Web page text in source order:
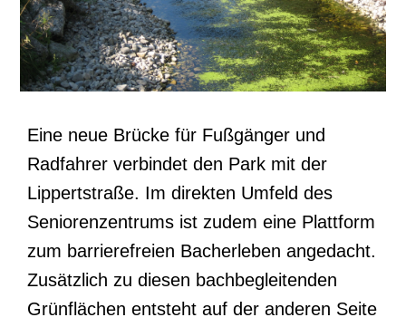
Eine neue Brücke für Fußgänger und
Radfahrer verbindet den Park mit der
Lippertstraße. Im direkten Umfeld des
Seniorenzentrums ist zudem eine Plattform
zum barrierefreien Bacherleben angedacht.
Zusätzlich zu diesen bachbegleitenden
Grünflächen entsteht auf der anderen Seite